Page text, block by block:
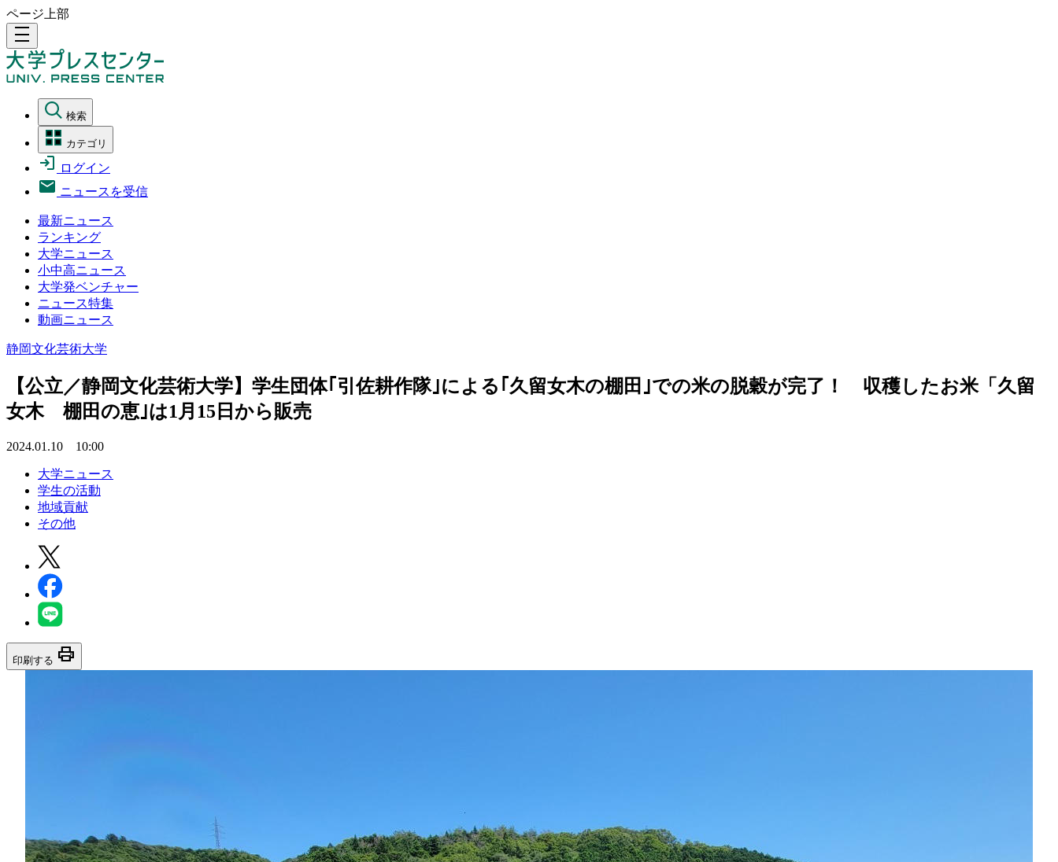
ページ上部
density_medium
検索
カテゴリ
ログイン
ニュースを受信
最新ニュース
ランキング
大学ニュース
小中高ニュース
大学発ベンチャー
ニュース特集
動画ニュース
静岡文化芸術大学
【公立／静岡文化芸術大学】学生団体｢引佐耕作隊｣による｢久留女木の棚田｣での米の脱穀が完了！ 収穫したお米「久留
女木 棚田の恵｣は1月15日から販売
2024.01.10 10:00
大学ニュース
学生の活動
地域貢献
その他
印刷する print